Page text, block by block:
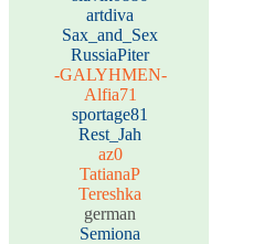
artdiva
Sax_and_Sex
RussiaPiter
-GALYHMEN-
Alfia71
sportage81
Rest_Jah
az0
TatianaP
Tereshka
german
Semiona